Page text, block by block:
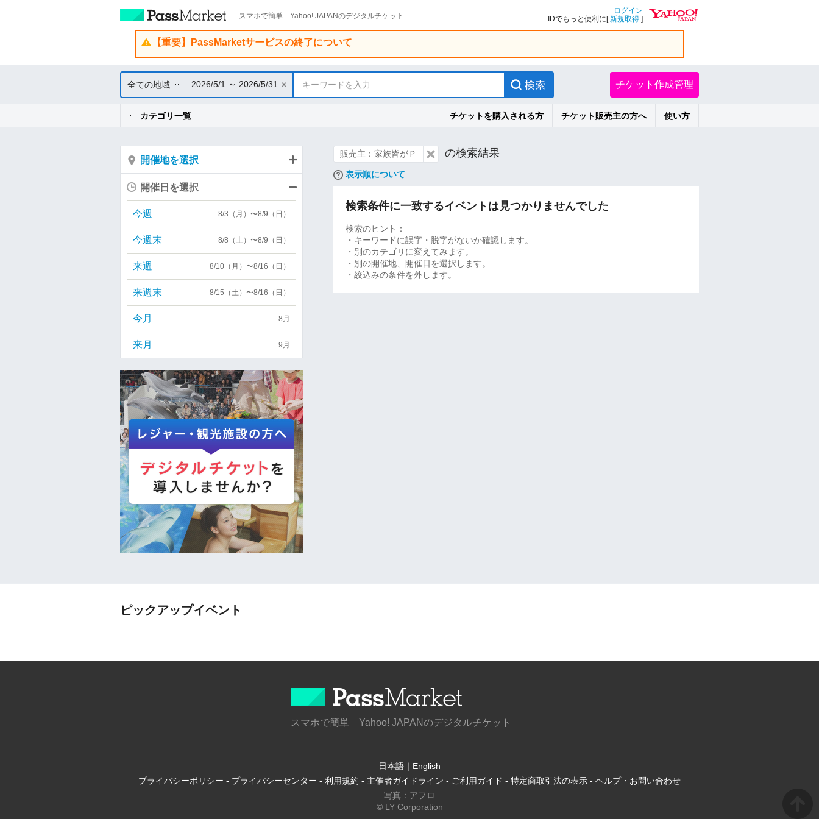
スマホで簡単 Yahoo! JAPANのデジタルチケット
ログイン
IDでもっと便利に[新規取得 ]
【重要】PassMarketサービスの終了について
全ての地域 2026/5/1 ～ 2026/5/31 キーワードを入力 チケット作成管理
カテゴリ一覧 チケットを購入される方 チケット販売主の方へ 使い方
販売主：家族皆がＰ の検索結果
表示順について
検索条件に一致するイベントは見つかりませんでした
検索のヒント：
・キーワードに誤字・脱字がないか確認します。
・別のカテゴリに変えてみます。
・別の開催地、開催日を選択します。
・絞込みの条件を外します。
開催地を選択
開催日を選択
今週 8/3（月）〜8/9（日）
今週末 8/8（土）〜8/9（日）
来週 8/10（月）〜8/16（日）
来週末 8/15（土）〜8/16（日）
今月 8月
来月 9月
ピックアップイベント
スマホで簡単 Yahoo! JAPANのデジタルチケット
日本語 ｜ English
プライバシーポリシー - プライバシーセンター - 利用規約 - 主催者ガイドライン - ご利用ガイド - 特定商取引法の表示 - ヘルプ・お問い合わせ
写真：アフロ
© LY Corporation